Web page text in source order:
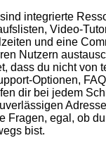
integrierte
Video-
und eine
Nutzern
dass du nicht von
Optionen,
dir bei jedem
Fragen, egal, ob
bist.